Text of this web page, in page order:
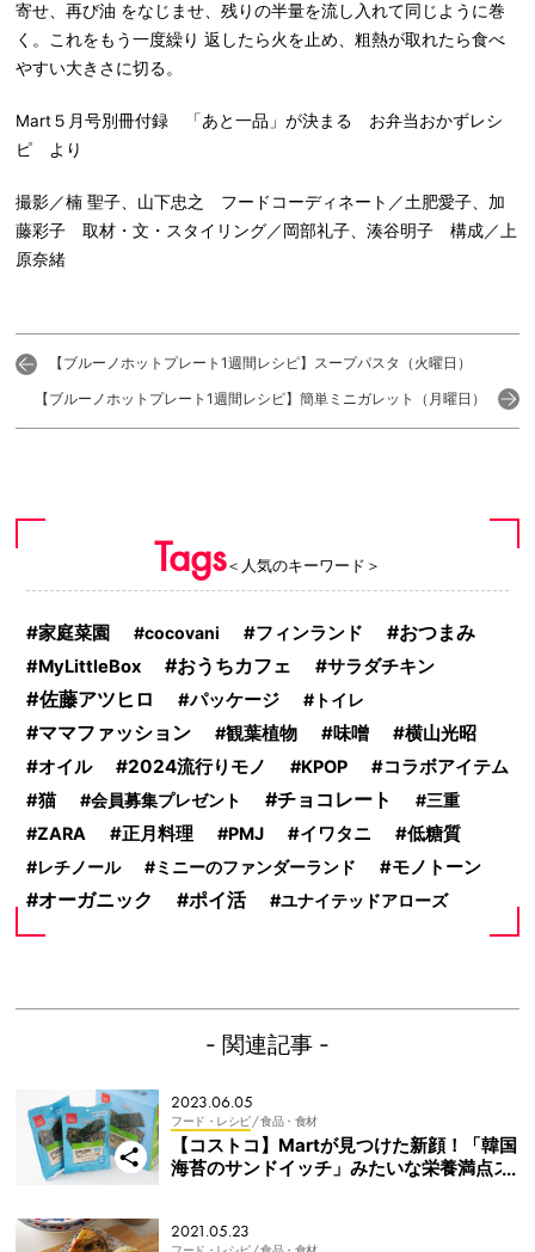
寄せ、再び油 をなじませ、残りの半量を流し入れて同じように巻
く。これをもう一度繰り 返したら火を止め、粗熱が取れたら食べ
やすい大きさに切る。
Mart５月号別冊付録 「あと一品」が決まる お弁当おかずレシ
ピ より
撮影／楠 聖子、山下忠之 フードコーディネート／土肥愛子、加
藤彩子 取材・文・スタイリング／岡部礼子、湊谷明子 構成／上
原奈緒
【ブルーノホットプレート1週間レシピ】スープパスタ（火曜日）
【ブルーノホットプレート1週間レシピ】簡単ミニガレット（月曜日）
Tags＜人気のキーワード＞
家庭菜園 cocovani フィンランド おつまみ
MyLittleBox おうちカフェ サラダチキン
佐藤アツヒロ パッケージ トイレ
ママファッション 観葉植物 味噌
横山光昭
オイル
2024流行りモノ KPOP
コラボアイテム
猫
会員募集プレゼント チョコレート
三重
ZARA
正月料理 PMJ イワタニ 低糖質
レチノール ミニーのファンダーランド モノトーン
オーガニック ポイ活 ユナイテッドアローズ
- 関連記事 -
2023.06.05
フード・レシピ/ 食品・食材
【コストコ】Martが見つけた新顔！「韓国
海苔のサンドイッチ」みたいな栄養満点ス
2021.05.23